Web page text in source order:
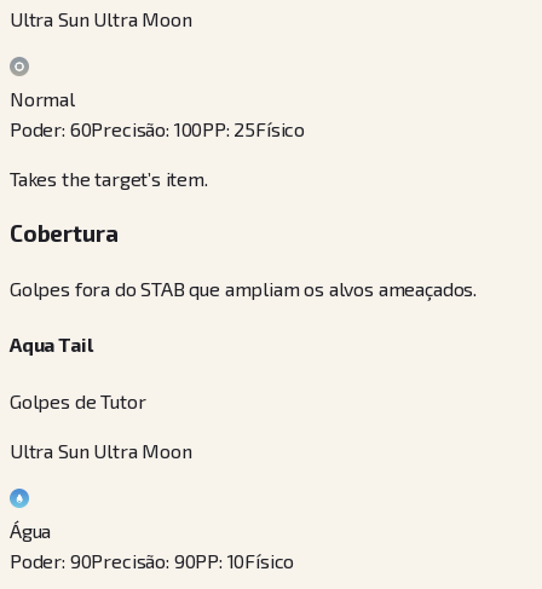
Ultra Sun Ultra Moon
Normal
Poder: 60Precisão: 100PP: 25Físico
Takes the target’s item.
Cobertura
Golpes fora do STAB que ampliam os alvos ameaçados.
Aqua Tail
Golpes de Tutor
Ultra Sun Ultra Moon
Água
Poder: 90Precisão: 90PP: 10Físico